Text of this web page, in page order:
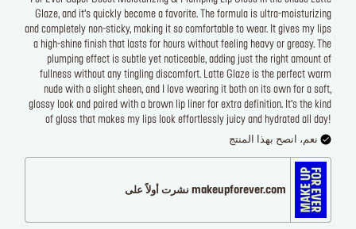
Glaze, and it’s quickly become a favorite. The formula is ultra-moisturizing
and completely non-sticky, making it so comfortable to wear. It gives my lips
a high-shine finish that lasts for hours without feeling heavy or greasy. The
plumping effect is subtle yet noticeable, adding just the right amount of
fullness without any tingling discomfort. Latte Glaze is the perfect warm
nude with a slight sheen, and I love wearing it both on its own for a soft,
glossy look and paired with a brown lip liner for extra definition. It’s the kind
of gloss that makes my lips look effortlessly juicy and hydrated all day!
نعم، انصح بهذا المنتج
makeupforever.com نشرت أولاً على